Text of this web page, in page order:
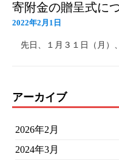
寄附金の贈呈式に
2022年2月1日
先日、１月３１日（月）
アーカイブ
2026年2月
2024年3月